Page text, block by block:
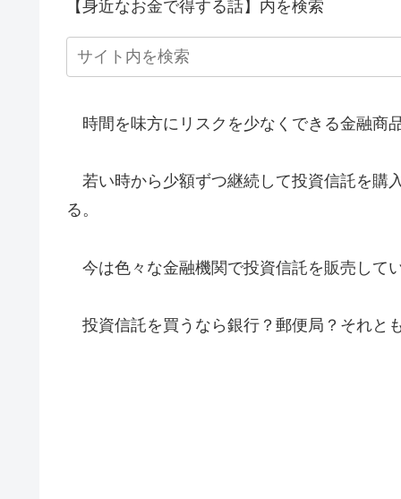
【身近なお金で得する話】内を検索
時間を味方にリスクを少なくできる金融商
若い時から少額ずつ継続して投資信託を購
る。
今は色々な金融機関で投資信託を販売して
投資信託を買うなら銀行？郵便局？それと